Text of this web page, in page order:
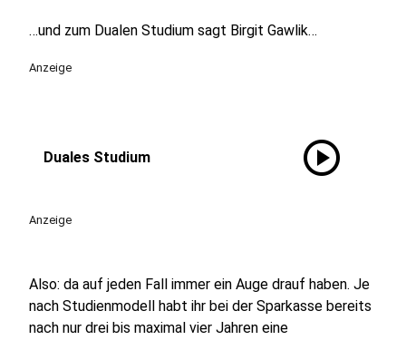
…und zum Dualen Studium sagt Birgit Gawlik…
Anzeige
Duales Studium play_circle
Anzeige
Also: da auf jeden Fall immer ein Auge drauf haben. Je
nach Studien­modell habt ihr bei der Sparkasse bereits
nach nur drei bis maximal vier Jahren eine